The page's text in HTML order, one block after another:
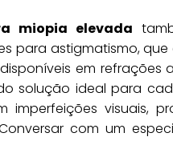
miopia elevada
para astigmatismo,
em refrações
solução ideal para
imperfeições visuais,
com um